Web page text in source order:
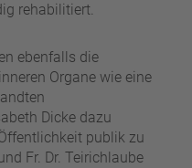
rehabilitiert.
ebenfalls die
Organe wie eine
Dicke dazu
publik zu
Fr. Dr. Teirichlaube